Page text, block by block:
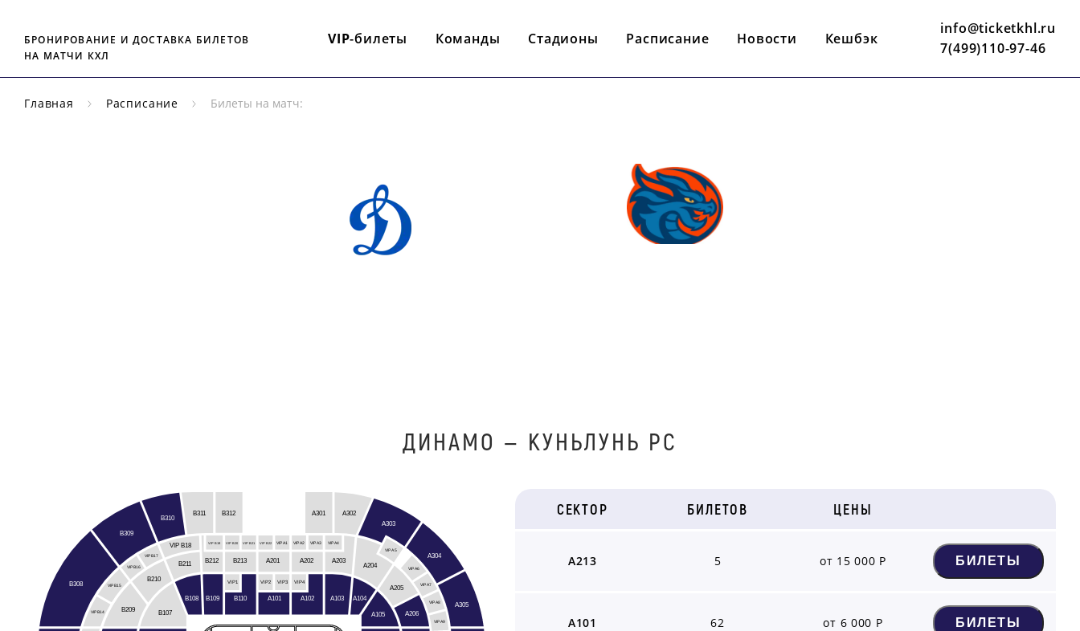
БРОНИРОВАНИЕ И ДОСТАВКА БИЛЕТОВ
НА МАТЧИ КХЛ
VIP-билеты Команды Стадионы Расписание Новости Кешбэк
info@ticketkhl.ru
7(499)110-97-46
Главная Расписание Билеты на матч:
ДИНАМО — КУНЬЛУНЬ РС
A103
A104
A105
B107
B108 B109
A203
A204
A205
A206
B209
B210
B211 B212
A301
A302
A303
A304
A305
B308
B309
B310
B311
VIP A1
VIP A5
VIP A6
VIP A7
VIP A8
VIP A9
VIP B14
VIP B15
VIP B16
VIP B17
VIP B18
B312
VIP B19 VIP B20 VIP B21 VIP B22 VIP A2 VIP A3 VIP A4
B213 A201 A202
A102
A101
B110
VIP1 VIP2 VIP3 VIP4
СЕКТОР БИЛЕТОВ ЦЕНЫ
A213 5 от 15 000 Р БИЛЕТЫ
A101 62 от 6 000 Р БИЛЕТЫ